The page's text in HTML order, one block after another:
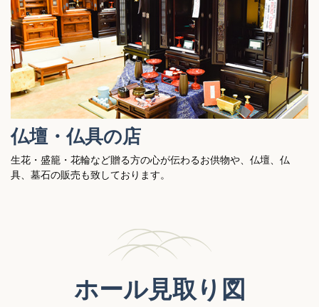
仏壇・仏具の店
生花・盛籠・花輪など贈る方の心が伝わるお供物や、仏壇、仏
具、墓石の販売も致しております。
ホール見取り図